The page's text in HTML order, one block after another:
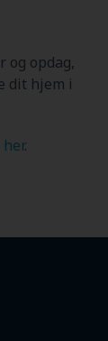
og opdag,
dit hjem i
.